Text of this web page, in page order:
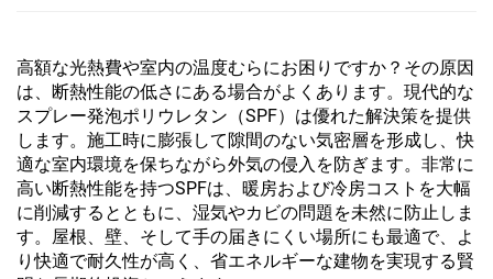
高額な光熱費や室内の温度むらにお困りですか？その原因
は、断熱性能の低さにある場合がよくあります。現代的な
スプレー発泡ポリウレタン（SPF）は優れた解決策を提供
します。施工時に膨張して隙間のない気密層を形成し、快
適な室内環境を保ちながら外気の侵入を防ぎます。非常に
高い断熱性能を持つSPFは、暖房および冷房コストを大幅
に削減するとともに、湿気やカビの問題を未然に防止しま
す。屋根、壁、そして手の届きにくい場所にも最適で、よ
り快適で耐久性が高く、省エネルギーな建物を実現する賢